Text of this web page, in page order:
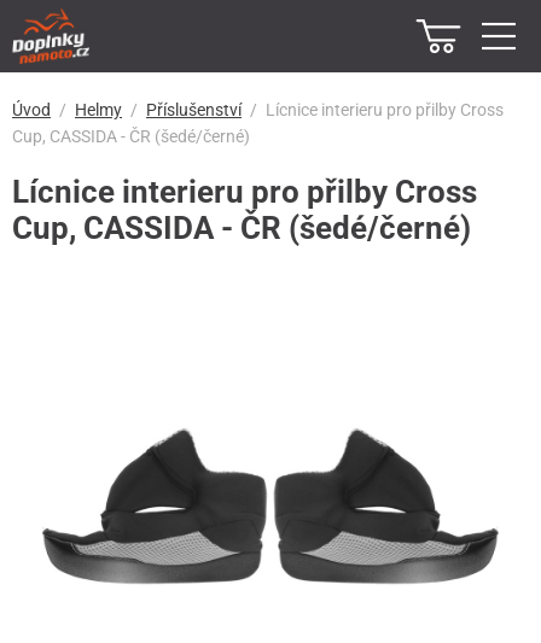
Úvod Helmy Příslušenství
Lícnice interieru pro přilby Cross
Cup, CASSIDA - ČR (šedé/černé)
Lícnice interieru pro přilby Cross
Cup, CASSIDA - ČR (šedé/černé)